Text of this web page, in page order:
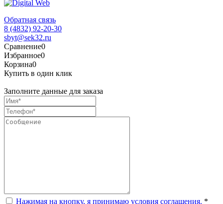
Обратная связь
8 (4832) 92-20-30
sbyt@sek32.ru
Сравнение0
Избранное0
Корзина0
Купить в один клик
Заполните данные для заказа
Нажимая на кнопку, я принимаю условия соглашения. *